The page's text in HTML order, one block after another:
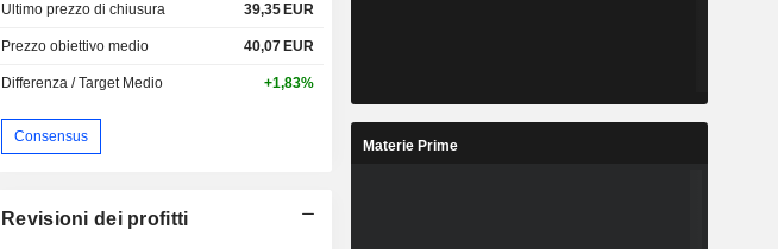
Ultimo prezzo di chiusura 39,35 EUR
Prezzo obiettivo medio 40,07 EUR
Differenza / Target Medio +1,83%
Consensus
Revisioni dei profitti
Materie Prime